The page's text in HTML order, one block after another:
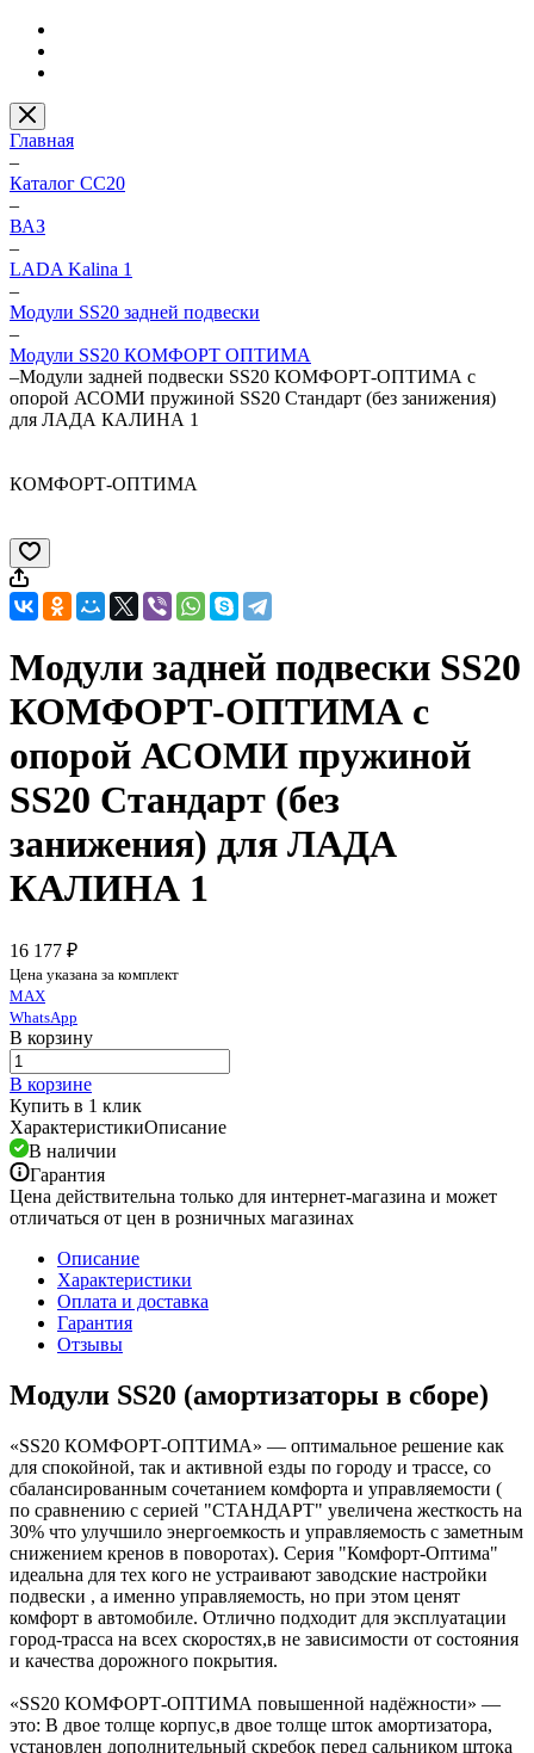
Главная
–
Каталог CC20
–
ВАЗ
–
LADA Kalina 1
–
Модули SS20 задней подвески
–
Модули SS20 КОМФОРТ ОПТИМА
–Модули задней подвески SS20 КОМФОРТ-ОПТИМА с
опорой АСОМИ пружиной SS20 Стандарт (без занижения)
для ЛАДА КАЛИНА 1
КОМФОРТ-ОПТИМА
Модули задней подвески SS20
КОМФОРТ-ОПТИМА с
опорой АСОМИ пружиной
SS20 Стандарт (без
занижения) для ЛАДА
КАЛИНА 1
16 177 ₽
Цена указана за комплект
MAX
WhatsApp
В корзину
В корзине
Купить в 1 клик
ХарактеристикиОписание
В наличии
Гарантия
Цена действительна только для интернет-магазина и может
отличаться от цен в розничных магазинах
Описание
Характеристики
Оплата и доставка
Гарантия
Отзывы
Модули SS20 (амортизаторы в сборе)
«SS20 КОМФОРТ-ОПТИМА» — оптимальное решение как
для спокойной, так и активной езды по городу и трассе, со
сбалансированным сочетанием комфорта и управляемости (
по сравнению с серией "СТАНДАРТ" увеличена жесткость на
30% что улучшило энергоемкость и управляемость с заметным
снижением кренов в поворотах). Серия "Комфорт-Оптима"
идеальна для тех кого не устраивают заводские настройки
подвески , а именно управляемость, но при этом ценят
комфорт в автомобиле. Отлично подходит для эксплуатации
город-трасса на всех скоростях,в не зависимости от состояния
и качества дорожного покрытия.
«SS20 КОМФОРТ-ОПТИМА повышенной надёжности» —
это: В двое толще корпус,в двое толще шток амортизатора,
установлен дополнительный скребок перед сальником штока